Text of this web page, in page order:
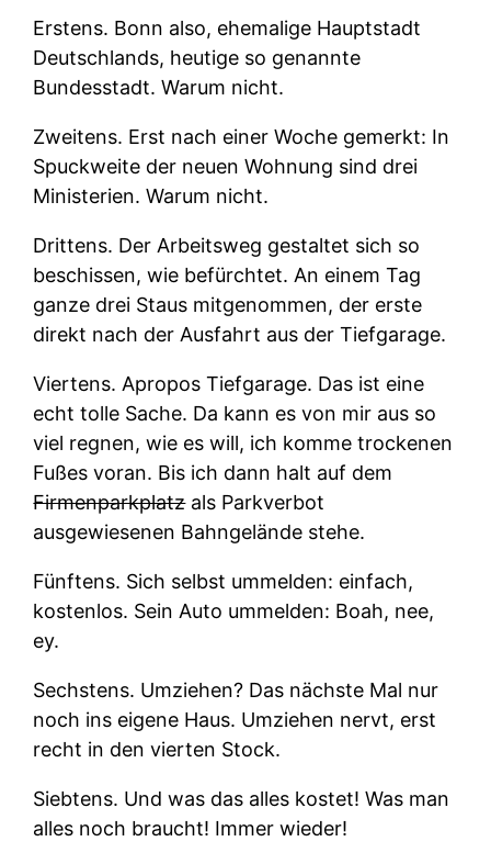
Erstens. Bonn also, ehemalige Hauptstadt
Deutschlands, heutige so genannte
Bundesstadt. Warum nicht.
Zweitens. Erst nach einer Woche gemerkt: In
Spuckweite der neuen Wohnung sind drei
Ministerien. Warum nicht.
Drittens. Der Arbeitsweg gestaltet sich so
beschissen, wie befürchtet. An einem Tag
ganze drei Staus mitgenommen, der erste
direkt nach der Ausfahrt aus der Tiefgarage.
Viertens. Apropos Tiefgarage. Das ist eine
echt tolle Sache. Da kann es von mir aus so
viel regnen, wie es will, ich komme trockenen
Fußes voran. Bis ich dann halt auf dem
Firmenparkplatzals Parkverbot
ausgewiesenen Bahngelände stehe.
Fünftens. Sich selbst ummelden: einfach,
kostenlos. Sein Auto ummelden: Boah, nee,
ey.
Sechstens. Umziehen? Das nächste Mal nur
noch ins eigene Haus. Umziehen nervt, erst
recht in den vierten Stock.
Siebtens. Und was das alles kostet! Was man
alles noch braucht! Immer wieder!